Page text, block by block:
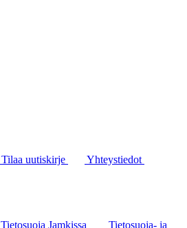
Tilaa uutiskirje Yhteystiedot
Tietosuoja Jamkissa
Tietosuoja- ja